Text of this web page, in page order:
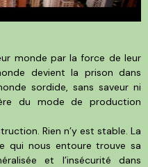
monde par la force de leur
devient la prison dans
sordide, sans saveur ni
du mode de production
Rien n’y est stable. La
qui nous entoure trouve sa
et l’insécurité dans